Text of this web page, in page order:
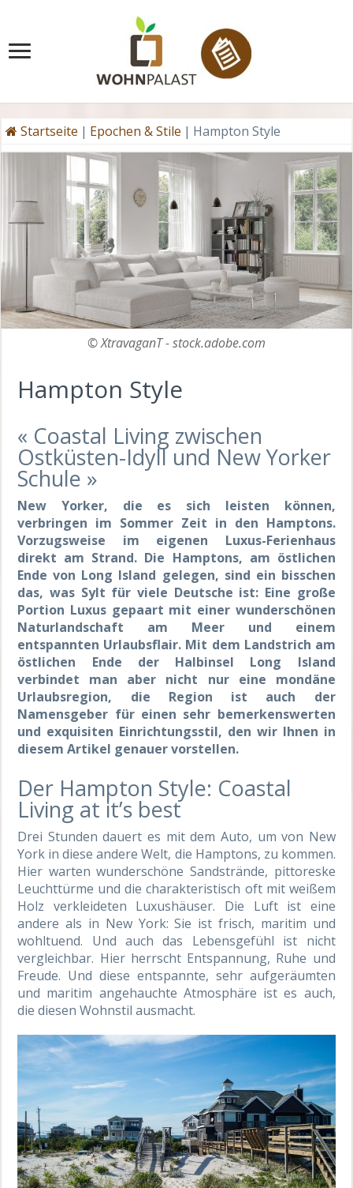
Startseite | Epochen & Stile | Hampton Style
© XtravaganT - stock.adobe.com
Hampton Style
« Coastal Living zwischen
Ostküsten-Idyll und New Yorker
Schule »
New Yorker, die es sich leisten können,
verbringen im Sommer Zeit in den Hamptons.
Vorzugsweise im eigenen Luxus-Ferienhaus
direkt am Strand. Die Hamptons, am östlichen
Ende von Long Island gelegen, sind ein bisschen
das, was Sylt für viele Deutsche ist: Eine große
Portion Luxus gepaart mit einer wunderschönen
Naturlandschaft am Meer und einem
entspannten Urlaubsflair. Mit dem Landstrich am
östlichen Ende der Halbinsel Long Island
verbindet man aber nicht nur eine mondäne
Urlaubsregion, die Region ist auch der
Namensgeber für einen sehr bemerkenswerten
und exquisiten Einrichtungsstil, den wir Ihnen in
diesem Artikel genauer vorstellen.
Der Hampton Style: Coastal
Living at it’s best
Drei Stunden dauert es mit dem Auto, um von New
York in diese andere Welt, die Hamptons, zu kommen.
Hier warten wunderschöne Sandstrände, pittoreske
Leuchttürme und die charakteristisch oft mit weißem
Holz verkleideten Luxushäuser. Die Luft ist eine
andere als in New York: Sie ist frisch, maritim und
wohltuend. Und auch das Lebensgefühl ist nicht
vergleichbar. Hier herrscht Entspannung, Ruhe und
Freude. Und diese entspannte, sehr aufgeräumten
und maritim angehauchte Atmosphäre ist es auch,
die diesen Wohnstil ausmacht.